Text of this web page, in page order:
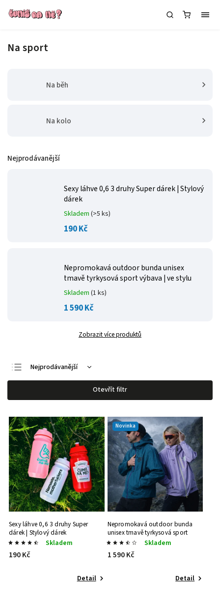
Na sport
Na běh
Na kolo
Nejprodávanější
Sexy láhve 0,6 3 druhySuper dárek | Stylový
dárek
Skladem (>5 ks)
190 Kč
Nepromokavá outdoor bunda unisex
tmavě tyrkysovásport výbava | ve stylu
Skladem (1 ks)
1 590 Kč
Zobrazit více produktů
Nejprodávanější
Nejlevnější
Nejdražší
Abecedně
Otevřít filtr
Sexy láhve 0,6 3 druhy Super
dárek | Stylový dárek
Skladem
190 Kč
Detail
Novinka
Nepromokavá outdoor bunda
unisex tmavě tyrkysovásport
výbava | ve styluSkladem
1 590 Kč
Detail